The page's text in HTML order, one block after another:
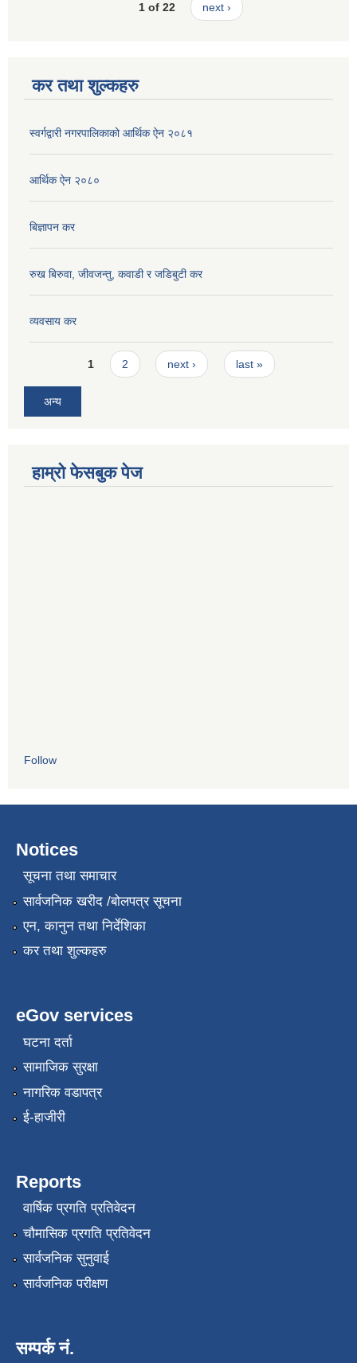
1 of 22 next ›
कर तथा शुल्कहरु
स्वर्गद्वारी नगरपालिकाको आर्थिक ऐन २०८१
आर्थिक ऐन २०८०
बिज्ञापन कर
रुख बिरुवा, जीवजन्तु, कवाडी र जडिबुटी कर
व्यवसाय कर
Pages1 2 next › last »
अन्य
हाम्रो फेसबुक पेज
Follow
Notices
सूचना तथा समाचार
सार्वजनिक खरीद /बोलपत्र सूचना
एन, कानुन तथा निर्देशिका
कर तथा शुल्कहरु
eGov services
घटना दर्ता
सामाजिक सुरक्षा
नागरिक वडापत्र
ई-हाजीरी
Reports
वार्षिक प्रगति प्रतिवेदन
चौमासिक प्रगति प्रतिवेदन
सार्वजनिक सुनुवाई
सार्वजनिक परीक्षण
सम्पर्क नं.